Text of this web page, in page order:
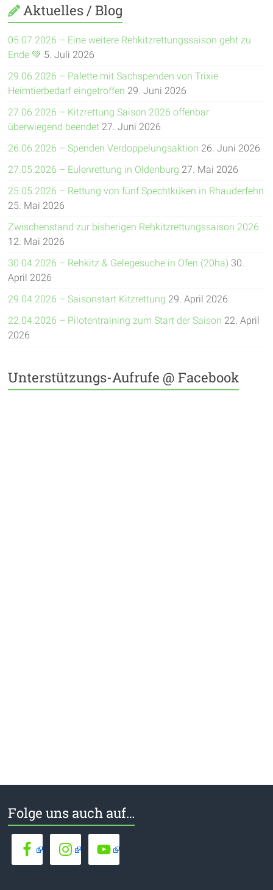
Aktuelles / Blog
05.07.2026 – Eine weitere Rehkitzrettungssaison geht zu
Ende 💚 5. Juli 2026
29.06.2026 – Palette mit Sachspenden von Trixie
Heimtierbedarf eingetroffen 29. Juni 2026
27.06.2026 – Kitzrettung Saison 2026 offenbar
überwiegend beendet 27. Juni 2026
26.06.2026 – Spenden Verdoppelungsaktion 26. Juni 2026
27.05.2026 – Eulenrettung in Oldenburg 27. Mai 2026
25.05.2026 – Rettung von fünf Spechtküken in Rhauderfehn
25. Mai 2026
Zwischenstand zur bisherigen Rehkitzrettungssaison 2026
12. Mai 2026
30.04.2026 – Rehkitz & Gelegesuche in Ofen (20ha) 30.
April 2026
29.04.2026 – Saisonstart Kitzrettung 29. April 2026
22.04.2026 – Pilotentraining zum Start der Saison 22. April
2026
Unterstützungs-Aufrufe @ Facebook
Folge uns auch auf…